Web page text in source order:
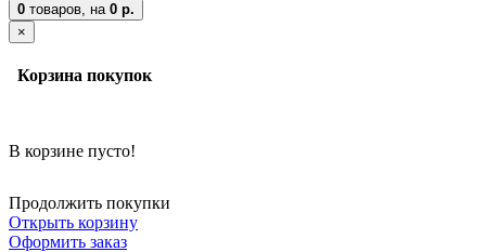
0 товаров, на 0 р.
×
Корзина покупок
В корзине пусто!
Продолжить покупки
Открыть корзину
Оформить заказ